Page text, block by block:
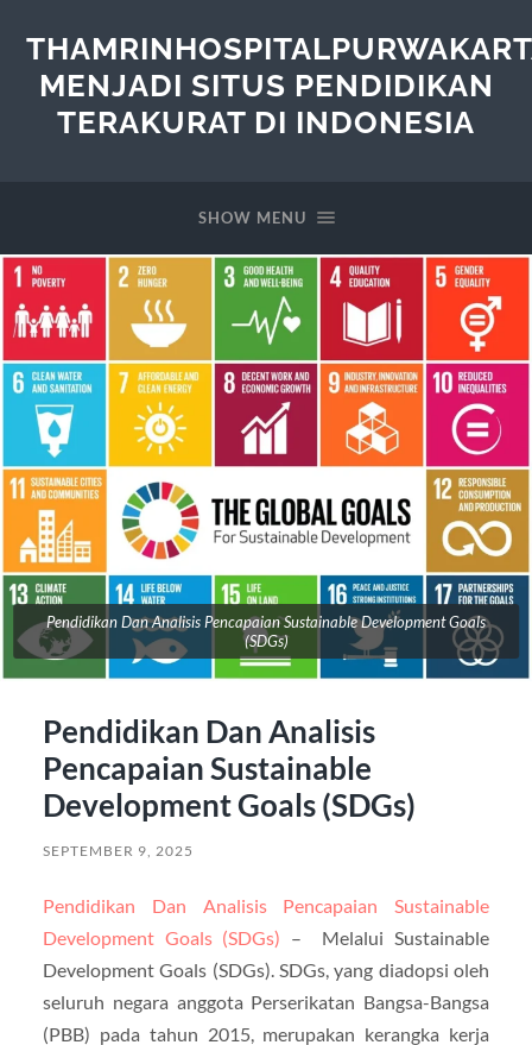
MENJADI SITUS PENDIDIKAN
TERAKURAT DI INDONESIA
SHOW MENU
Pendidikan Dan Analisis Pencapaian Sustainable Development Goals
(SDGs)
Pendidikan Dan Analisis
Pencapaian Sustainable
Development Goals (SDGs)
SEPTEMBER 9, 2025
Pendidikan Dan Analisis Pencapaian Sustainable
Development Goals (SDGs) – Melalui Sustainable
Development Goals (SDGs). SDGs, yang diadopsi oleh
seluruh negara anggota Perserikatan Bangsa-Bangsa
(PBB) pada tahun 2015, merupakan kerangka kerja